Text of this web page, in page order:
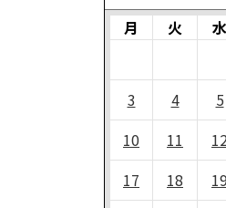
月 火 水
3
4 5
10
11 12
17
18